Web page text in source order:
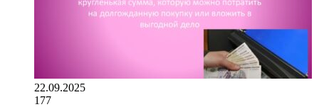
22.09.2025
177